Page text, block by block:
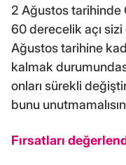
2 Ağustos tarihinde
60 derecelik açı
Ağustos tarihine
kalmak
onları sürekli
bunu
Fırsatları